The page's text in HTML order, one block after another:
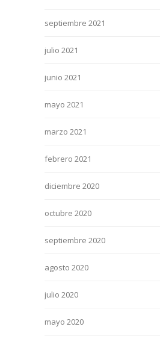
septiembre 2021
julio 2021
junio 2021
mayo 2021
marzo 2021
febrero 2021
diciembre 2020
octubre 2020
septiembre 2020
agosto 2020
julio 2020
mayo 2020